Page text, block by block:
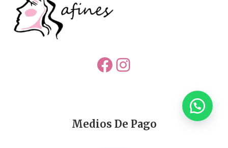
Facebook
Instagram
Medios De Pago